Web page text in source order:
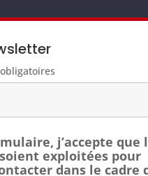
j’accepte que
exploitées pour
dans le cadre